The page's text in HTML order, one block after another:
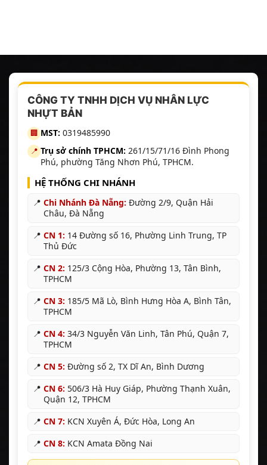
Nhân
Bản
Nhanh
Giá
Cạnh
Tranh
Nhựt
Lực
Bình
Dương
Uy
Tín
CÔNG TY TNHH DỊCH VỤ NHÂN LỰC
NHỰT BẢN
🏢 MST: 0319485990
📍 Trụ sở chính TPHCM: 261/15/71/16 Đình Phong
Phú, phường Tăng Nhơn Phú, TPHCM.
HỆ THỐNG CHI NHÁNH
📍 Chi Nhánh Đà Nẵng: Đường 2/9, Quận Hải
Châu, Đà Nẵng
📍 CN 1: 14 Đường số 16, Phường Linh Trung, TP
Thủ Đức
📍 CN 2: 125/3 Cộng Hòa, Phường 13, Tân Bình,
TPHCM
📍 CN 3: 185/5 Mã Lò, Bình Hưng Hòa A, Bình Tân,
TPHCM
📍 CN 4: 34/3 Nguyễn Văn Linh, Tân Phú, Quận 7,
TPHCM
📍 CN 5: Đường số 2, TX Dĩ An, Bình Dương
📍 CN 6: 506/3 Hà Huy Giáp, Phường Thạnh Xuân,
Quận 12, TPHCM
📍 CN 7: KCN Xuyên Á, Đức Hòa, Long An
📍 CN 8: KCN Amata Đồng Nai